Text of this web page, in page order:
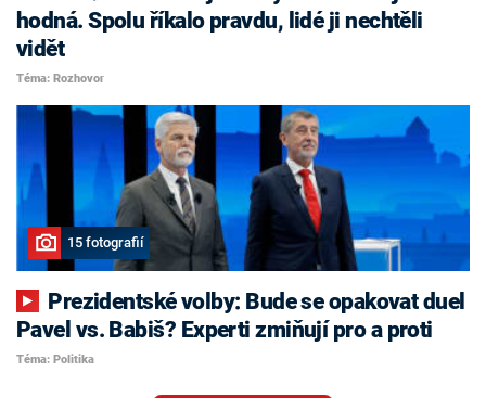
hodná. Spolu říkalo pravdu, lidé ji nechtěli
vidět
Téma: Rozhovor
15 fotografií
Pavel vs. Babiš? Experti zmiňují pro a proti
Téma: Politika